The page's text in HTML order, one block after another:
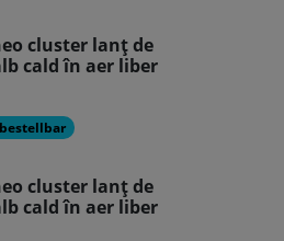
cluster lanț de
cald în aer liber
cluster lanț de
cald în aer liber